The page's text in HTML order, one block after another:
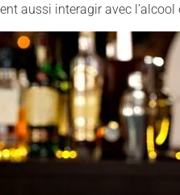
aussi interagir avec